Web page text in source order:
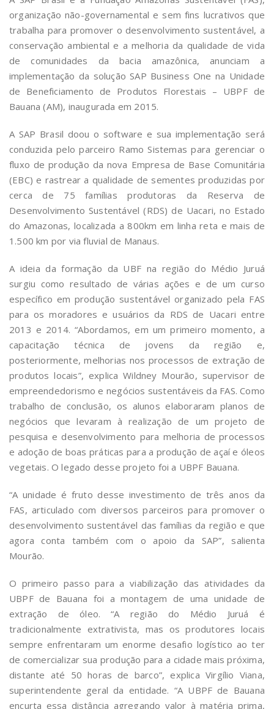
organização não-governamental e sem fins lucrativos que
trabalha para promover o desenvolvimento sustentável, a
conservação ambiental e a melhoria da qualidade de vida
de comunidades da bacia amazônica, anunciam a
implementação da solução SAP Business One na Unidade
de Beneficiamento de Produtos Florestais – UBPF de
Bauana (AM), inaugurada em 2015.
A SAP Brasil doou o software e sua implementação será
conduzida pelo parceiro Ramo Sistemas para gerenciar o
fluxo de produção da nova Empresa de Base Comunitária
(EBC) e rastrear a qualidade de sementes produzidas por
cerca de 75 famílias produtoras da Reserva de
Desenvolvimento Sustentável (RDS) de Uacari, no Estado
do Amazonas, localizada a 800km em linha reta e mais de
1.500 km por via fluvial de Manaus.
A ideia da formação da UBF na região do Médio Juruá
surgiu como resultado de várias ações e de um curso
específico em produção sustentável organizado pela FAS
para os moradores e usuários da RDS de Uacari entre
2013 e 2014. “Abordamos, em um primeiro momento, a
capacitação técnica de jovens da região e,
posteriormente, melhorias nos processos de extração de
produtos locais”, explica Wildney Mourão, supervisor de
empreendedorismo e negócios sustentáveis da FAS. Como
trabalho de conclusão, os alunos elaboraram planos de
negócios que levaram à realização de um projeto de
pesquisa e desenvolvimento para melhoria de processos
e adoção de boas práticas para a produção de açaí e óleos
vegetais. O legado desse projeto foi a UBPF Bauana.
“A unidade é fruto desse investimento de três anos da
FAS, articulado com diversos parceiros para promover o
desenvolvimento sustentável das famílias da região e que
agora conta também com o apoio da SAP”, salienta
Mourão.
O primeiro passo para a viabilização das atividades da
UBPF de Bauana foi a montagem de uma unidade de
extração de óleo. “A região do Médio Juruá é
tradicionalmente extrativista, mas os produtores locais
sempre enfrentaram um enorme desafio logístico ao ter
de comercializar sua produção para a cidade mais próxima,
distante até 50 horas de barco”, explica Virgílio Viana,
superintendente geral da entidade. “A UBPF de Bauana
encurta essa distância agregando valor à matéria prima,